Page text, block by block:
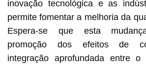
inovação tecnológica e as
permite fomentar a melhoria da
Espera-se que esta
promoção dos efeitos de
integração aprofundada entre o